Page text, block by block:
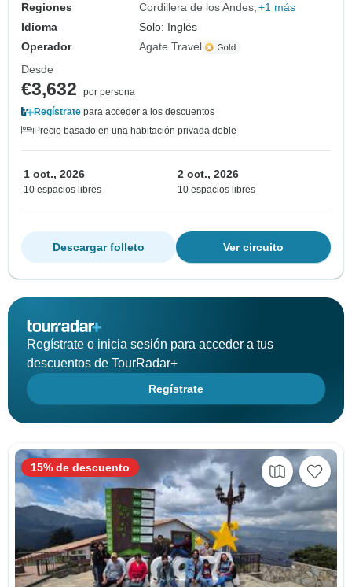
Regiones
Cordillera de los Andes +1 más
Idioma
Solo: Inglés
Operador
Agate Travel
Desde
€3,632
por persona
Regístrate para acceder a los descuentos
Precio basado en una habitación privada doble
1 oct., 2026
10 espacios libres
2 oct., 2026
10 espacios libres
Ver circuito
Descargar folleto
Regístrate o inicia sesión para acceder a tus
descuentos de TourRadar+
Regístrate
15% de descuento